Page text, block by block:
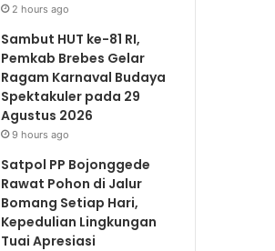
2 hours ago
Sambut HUT ke-81 RI,
Pemkab Brebes Gelar
Ragam Karnaval Budaya
Spektakuler pada 29
Agustus 2026
9 hours ago
Satpol PP Bojonggede
Rawat Pohon di Jalur
Bomang Setiap Hari,
Kepedulian Lingkungan
Tuai Apresiasi